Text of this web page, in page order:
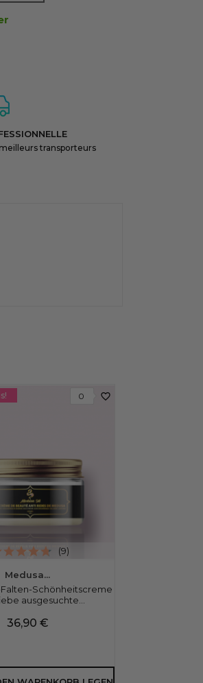
transporteurs
Medusa...
Schönheitscreme
ausgesuchte...
Preis
36,90 €
favorite_border
0
(9)